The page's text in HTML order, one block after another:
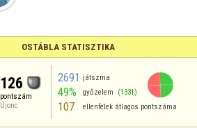
OSTÁBLA STATISZTIKA
126
pontszám
Újonc
2691 játszma
49% győzelem (1331)
107 ellenfelek átlagos pontszáma